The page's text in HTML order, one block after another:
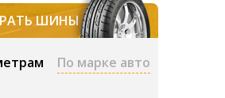
ШИНЫ
По марке авто